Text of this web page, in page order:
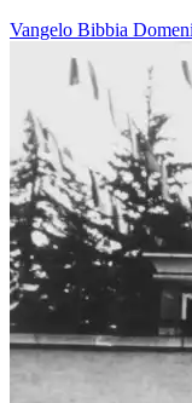
Vangelo Bibbia